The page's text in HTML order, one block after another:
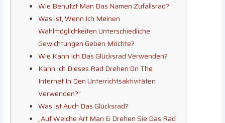
Wie Benutzt Man Das Namen Zufallsrad?
Was Ist, Wenn Ich Meinen
Wahlmöglichkeiten Unterschiedliche
Gewichtungen Geben Möchte?
Wie Kann Ich Das Glücksrad Verwenden?
Kann Ich Dieses Rad Drehen On The
Internet In Den Unterrichtsaktivitäten
Verwenden?”
Was Ist Auch Das Glücksrad?
„Auf Welche Art Man & Drehen Sie Das Rad